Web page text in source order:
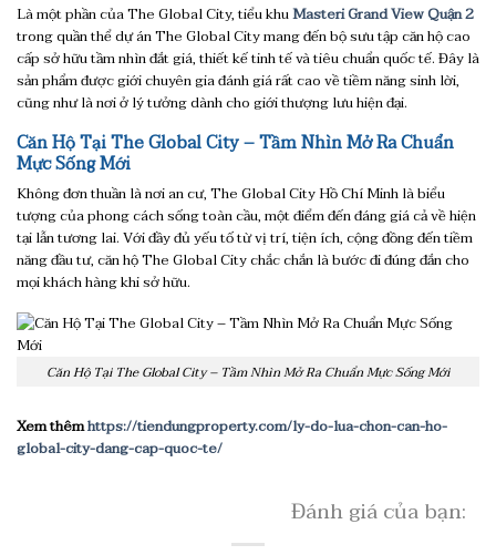
Là một phần của The Global City, tiểu khuMasteri Grand View Quận 2
trong quần thể dự án The Global City mang đến bộ sưu tập căn hộ cao
cấp sở hữu tầm nhìn đắt giá, thiết kế tinh tế và tiêu chuẩn quốc tế. Đây là
sản phẩm được giới chuyên gia đánh giá rất cao về tiềm năng sinh lời,
cũng như là nơi ở lý tưởng dành cho giới thượng lưu hiện đại.
Căn Hộ Tại The Global City – Tầm Nhìn Mở Ra Chuẩn
Mực Sống Mới
Không đơn thuần là nơi an cư, The Global City Hồ Chí Minh là biểu
tượng của phong cách sống toàn cầu, một điểm đến đáng giá cả về hiện
tại lẫn tương lai. Với đầy đủ yếu tố từ vị trí, tiện ích, cộng đồng đến tiềm
năng đầu tư, căn hộ The Global City chắc chắn là bước đi đúng đắn cho
mọi khách hàng khi sở hữu.
Căn Hộ Tại The Global City – Tầm Nhìn Mở Ra Chuẩn Mực Sống Mới
Xem thêmhttps://tiendungproperty.com/ly-do-lua-chon-can-ho-
global-city-dang-cap-quoc-te/
Đánh giá của bạn: